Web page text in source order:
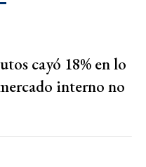
cayó 18% en lo
interno no